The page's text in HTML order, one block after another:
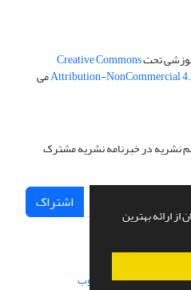
ارائه بهترین
تحتCreative Commons
Attribution-NonCommercialمی
نشریه در خبرنامه نشریه مشترک
اشتراک
و پیاده سازی از سیناوب